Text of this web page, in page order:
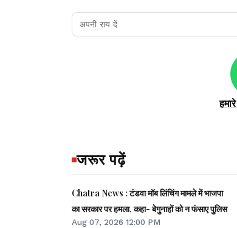
जरूर पढ़ें
Chatra News : टंडवा मॉब लिंचिंग मामले में भाजपा
का सरकार पर हमला, कहा- बेगुनाहों को न फंसाए पुलिस
Aug 07, 2026 12:00 PM